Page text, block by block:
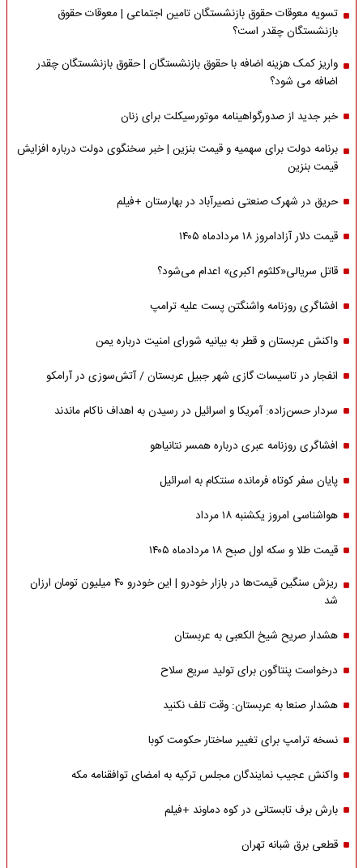
تسویه معوقات حقوق بازنشستگان تامین اجتماعی | معوقات حقوق
بازنشستگان چقدر است؟
واریز کمک هزینه اضافه با حقوق بازنشستگان | حقوق بازنشستگان چقدر
اضافه می شود؟
خبر جدید از صدورگواهینامه موتورسیکلت برای زنان
برنامه دولت برای سهمیه و قیمت بنزین | خبر سخنگوی دولت درباره افزایش
قیمت بنزین
حریق در شهرک صنعتی نصیرآباد در بهارستان +فیلم
قیمت دلار آزادامروز ۱۸ مردادماه ۱۴۰۵
قاتل سریالی«کلثوم اکبری» اعدام می‌شود؟
افشاگری روزنامه واشنگتن پست علیه ترامپ
واکنش عربستان و قطر به بیانیه شورای امنیت درباره یمن
انفجار در تاسیسات گازی شهر جبیل عربستان / آتش‌سوزی در آرامکو
سردار حسن‌زاده: آمریکا و اسرائیل در رسیدن به اهداف ناکام ماندند
افشاگری روزنامه عبری درباره همسر نتانیاهو
پایان سفر کوتاه فرمانده سنتکام به اسرائیل
هواشناسی امروز یکشنبه ۱۸ مرداد
قیمت طلا و سکه اول صبح ۱۸ مردادماه ۱۴۰۵
ریزش سنگین قیمت‌ها در بازار خودرو | این خودرو ۴۰ میلیون تومان ارزان
شد
هشدار صریح شیخ الکعبی به عربستان
درخواست پنتاگون برای تولید سریع سلاح
هشدار صنعا به عربستان: وقت تلف نکنید
نسخه ترامپ برای تغییر ساختار حکومت کوبا
واکنش عجیب نمایندگان مجلس ترکیه به امضای توافقنامه مکه
بارش برف تابستانی در کوه دماوند +فیلم
قطعی برق شبانه تهران